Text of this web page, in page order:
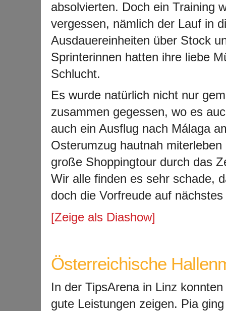
absolvierten. Doch ein Training
vergessen, nämlich der Lauf in
Ausdauereinheiten über Stock
Sprinterinnen hatten ihre liebe
Schlucht.
Es wurde natürlich nicht nur
zusammen gegessen, wo es
auch ein Ausflug nach Málaga
Osterumzug hautnah
große Shoppingtour durch das
Wir alle finden es sehr schade,
doch die Vorfreude auf
[Zeige als Diashow]
Österreichische
In der TipsArena in Linz
gute Leistungen zeigen. Pia